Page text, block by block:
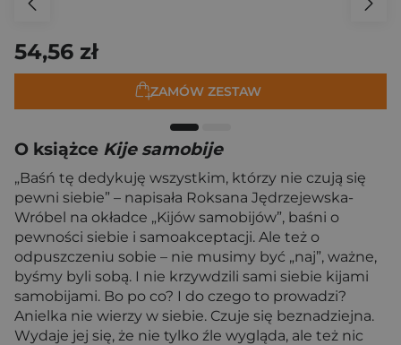
54,56 zł
ZAMÓW ZESTAW
O książce Kije samobije
„Baśń tę dedykuję wszystkim, którzy nie czują się
pewni siebie” – napisała Roksana Jędrzejewska-
Wróbel na okładce „Kijów samobijów”, baśni o
pewności siebie i samoakceptacji. Ale też o
odpuszczeniu sobie – nie musimy być „naj”, ważne,
byśmy byli sobą. I nie krzywdzili sami siebie kijami
samobijami. Bo po co? I do czego to prowadzi?
Anielka nie wierzy w siebie. Czuje się beznadziejna.
Wydaje jej się, że nie tylko źle wygląda, ale też nic